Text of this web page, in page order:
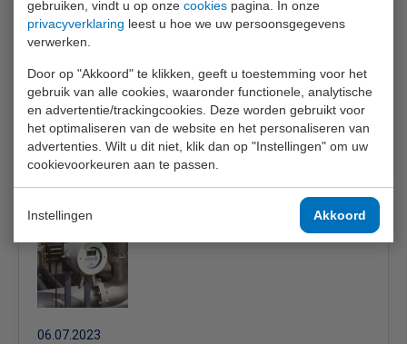
gebruiken, vindt u op onze cookies pagina. In onze
privacyverklaring leest u hoe we uw persoonsgegevens
verwerken.
Door op "Akkoord" te klikken, geeft u toestemming voor het
gebruik van alle cookies, waaronder functionele, analytische
en advertentie/trackingcookies. Deze worden gebruikt voor
het optimaliseren van de website en het personaliseren van
advertenties. Wilt u dit niet, klik dan op "Instellingen" om uw
cookievoorkeuren aan te passen.
Instellingen Akkoord
instrumenten zijn geschikt voor het in kaart brengen
van een elektrische installatie, het vinden van
van zekeringen, automaten en stroomonderbrekers.
06.07.2023